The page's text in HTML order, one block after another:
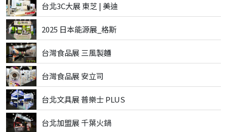
台北3C大展 東芝 | 美迪
2025 日本能源展_格斯
台灣食品展 三風製麵
台灣食品展 安立司
台北文具展 普樂士 PLUS
台北加盟展 千葉火鍋